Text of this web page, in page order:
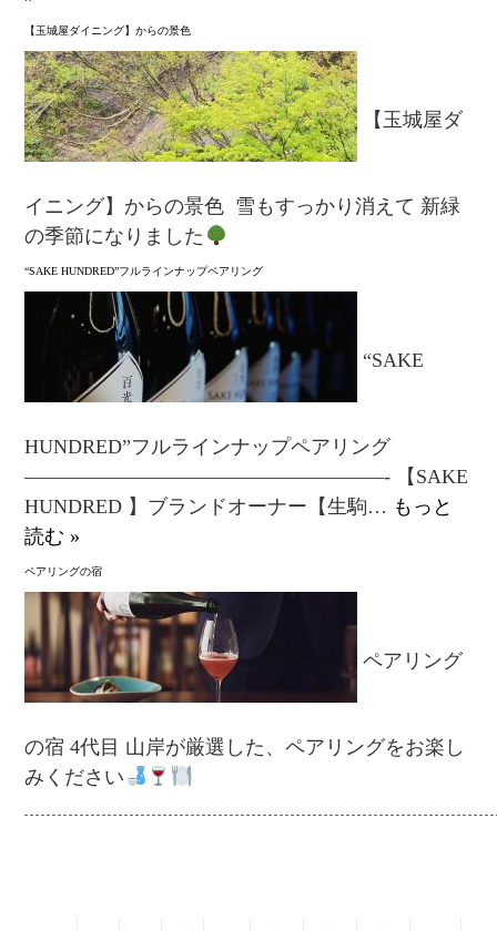
⁡【玉城屋ダイニング】からの景色
⁡【玉城屋ダ
イニング】からの景色 ⁡ 雪もすっかり消えて 新緑
の季節になりました
“SAKE HUNDRED”フルラインナップペアリング
“SAKE
HUNDRED”フルラインナップペアリング
——————————————————- 【SAKE
HUNDRED 】ブランドオーナー【生駒… もっと
読む »
ペアリングの宿
ペアリング
の宿 4代目 山岸が厳選した、ペアリングをお楽し
みください